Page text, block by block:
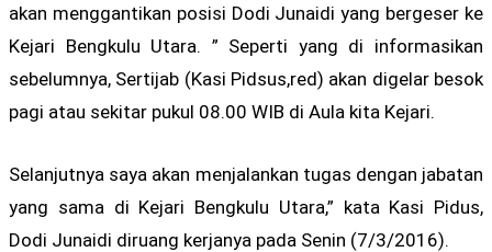
akan menggantikan posisi Dodi Junaidi yang bergeser ke
Kejari Bengkulu Utara. ” Seperti yang di informasikan
sebelumnya, Sertijab (Kasi Pidsus,red) akan digelar besok
pagi atau sekitar pukul 08.00 WIB di Aula kita Kejari.
Selanjutnya saya akan menjalankan tugas dengan jabatan
yang sama di Kejari Bengkulu Utara,” kata Kasi Pidus,
Dodi Junaidi diruang kerjanya pada Senin (7/3/2016).